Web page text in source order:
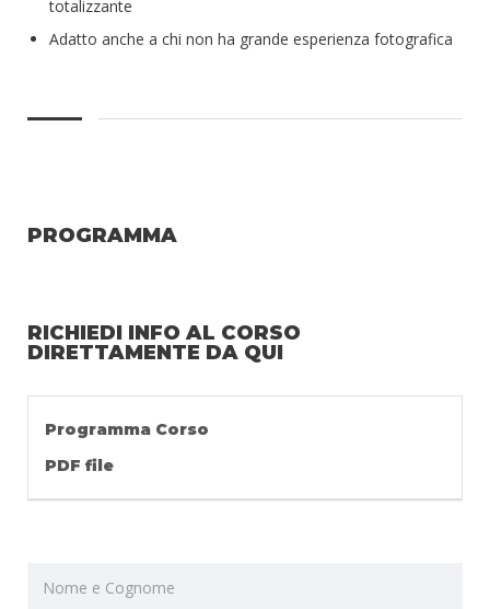
totalizzante
Adatto anche a chi non ha grande esperienza fotografica
PROGRAMMA
RICHIEDI INFO AL CORSO
DIRETTAMENTE DA QUI
Programma Corso
PDF file